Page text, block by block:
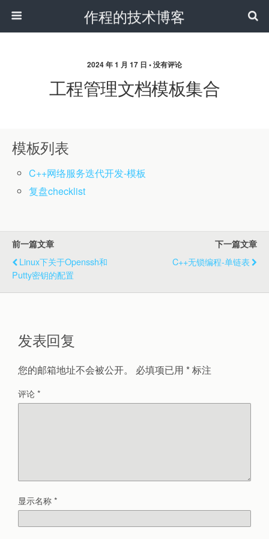
作程的技术博客
2024 年 1 月 17 日 • 没有评论
工程管理文档模板集合
模板列表
C++网络服务迭代开发-模板
复盘checklist
前一篇文章
Linux下关于openssh和
Putty密钥的配置
下一篇文章
C++无锁编程-单链表
发表回复
您的邮箱地址不会被公开。 必填项已用 *标注
评论*
显示名称*